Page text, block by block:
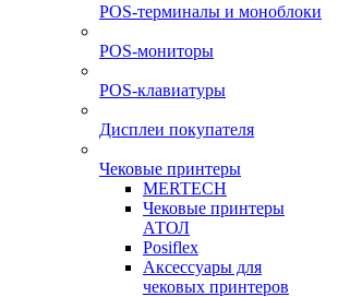
POS-терминалы и моноблоки
POS-мониторы
POS-клавиатуры
Дисплеи покупателя
Чековые принтеры
MERTECH
Чековые принтеры
АТОЛ
Posiflex
Аксессуары для
чековых принтеров